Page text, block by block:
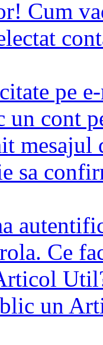
Cum
pe
un cont
mesajul
sa
Ce
un